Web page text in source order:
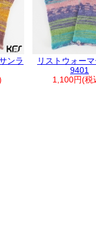
ンラ
リストウォー
9401
1,100円(税